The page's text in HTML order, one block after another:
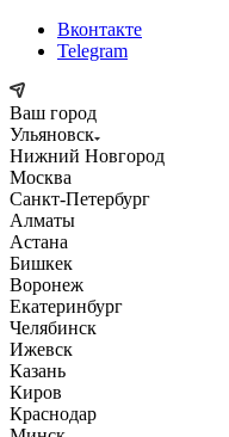
Вконтакте
Telegram
Ваш город
Ульяновск
Нижний Новгород
Москва
Санкт-Петербург
Алматы
Астана
Бишкек
Воронеж
Екатеринбург
Челябинск
Ижевск
Казань
Киров
Краснодар